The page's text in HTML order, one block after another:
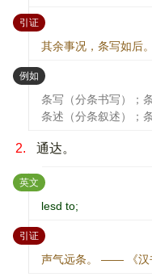
引证：
其余事况，条写如后
例如 ：
条写（分条书写）；
条述（分条叙述）；
2. 通达。
英文 ：
lesd to;
引证：
声气远条。 —— 《汉